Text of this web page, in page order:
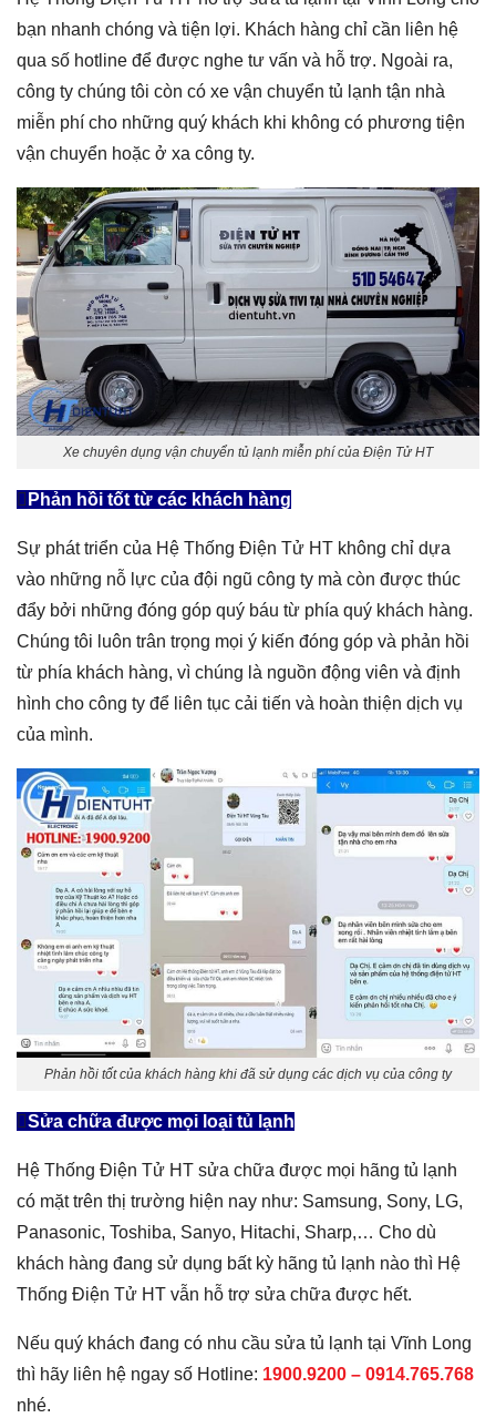
bạn nhanh chóng và tiện lợi. Khách hàng chỉ cần liên hệ
qua số hotline để được nghe tư vấn và hỗ trợ. Ngoài ra,
công ty chúng tôi còn có xe vận chuyển tủ lạnh tận nhà
miễn phí cho những quý khách khi không có phương tiện
vận chuyển hoặc ở xa công ty.
Xe chuyên dụng vận chuyển tủ lạnh miễn phí của Điện Tử HT
Phản hồi tốt từ các khách hàng
Sự phát triển của Hệ Thống Điện Tử HT không chỉ dựa
vào những nỗ lực của đội ngũ công ty mà còn được thúc
đẩy bởi những đóng góp quý báu từ phía quý khách hàng.
Chúng tôi luôn trân trọng mọi ý kiến đóng góp và phản hồi
từ phía khách hàng, vì chúng là nguồn động viên và định
hình cho công ty để liên tục cải tiến và hoàn thiện dịch vụ
của mình.
Phản hồi tốt của khách hàng khi đã sử dụng các dịch vụ của công ty
Sửa chữa được mọi loại tủ lạnh
Hệ Thống Điện Tử HT sửa chữa được mọi hãng tủ lạnh
có mặt trên thị trường hiện nay như: Samsung, Sony, LG,
Panasonic, Toshiba, Sanyo, Hitachi, Sharp,… Cho dù
khách hàng đang sử dụng bất kỳ hãng tủ lạnh nào thì Hệ
Thống Điện Tử HT vẫn hỗ trợ sửa chữa được hết.
Nếu quý khách đang có nhu cầu sửa tủ lạnh tại Vĩnh Long
thì hãy liên hệ ngay số Hotline: 1900.9200 – 0914.765.768
nhé.